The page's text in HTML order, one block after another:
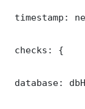
timestamp:
checks: {
database: